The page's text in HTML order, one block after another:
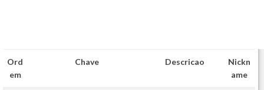
Ord
em
Chave Descricao
Nickn
ame